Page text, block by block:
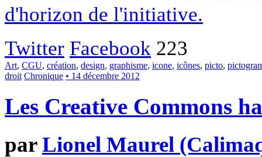
d'horizon de l'initiative.
Twitter Facebook 223
Art, CGU, création, design, graphisme, icone, icônes, picto,
droit Chronique • 14 décembre 2012
Les Creative Commons
parLionel Maurel